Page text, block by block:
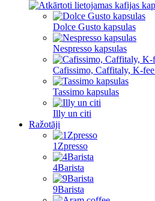
Dolce Gusto kapsulas
Nespresso kapsulas
Cafissimo, Caffitaly, K-fee
Tassimo kapsulas
Illy un citi
Ražotāji
1Zpresso
4Barista
9Barista